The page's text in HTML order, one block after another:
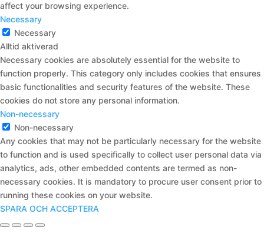
affect your browsing experience.
Necessary
Necessary
Alltid aktiverad
Necessary cookies are absolutely essential for the website to
function properly. This category only includes cookies that ensures
basic functionalities and security features of the website. These
cookies do not store any personal information.
Non-necessary
Non-necessary
Any cookies that may not be particularly necessary for the website
to function and is used specifically to collect user personal data via
analytics, ads, other embedded contents are termed as non-
necessary cookies. It is mandatory to procure user consent prior to
running these cookies on your website.
SPARA OCH ACCEPTERA